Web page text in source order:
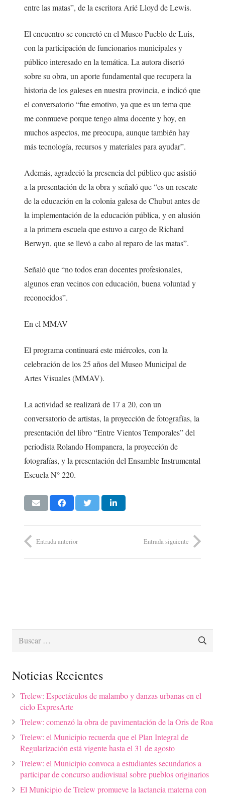
entre las matas”, de la escritora Arié Lloyd de Lewis.
El encuentro se concretó en el Museo Pueblo de Luis,
con la participación de funcionarios municipales y
público interesado en la temática. La autora disertó
sobre su obra, un aporte fundamental que recupera la
historia de los galeses en nuestra provincia, e indicó que
el conversatorio “fue emotivo, ya que es un tema que
me conmueve porque tengo alma docente y hoy, en
muchos aspectos, me preocupa, aunque también hay
más tecnología, recursos y materiales para ayudar”.
Además, agradeció la presencia del público que asistió
a la presentación de la obra y señaló que “es un rescate
de la educación en la colonia galesa de Chubut antes de
la implementación de la educación pública, y en alusión
a la primera escuela que estuvo a cargo de Richard
Berwyn, que se llevó a cabo al reparo de las matas”.
Señaló que “no todos eran docentes profesionales,
algunos eran vecinos con educación, buena voluntad y
reconocidos”.
En el MMAV
El programa continuará este miércoles, con la
celebración de los 25 años del Museo Municipal de
Artes Visuales (MMAV).
La actividad se realizará de 17 a 20, con un
conversatorio de artistas, la proyección de fotografías, la
presentación del libro “Entre Vientos Temporales” del
periodista Rolando Hompanera, la proyección de
fotografías, y la presentación del Ensamble Instrumental
Escuela N° 220.
Entrada anterior Entrada siguiente
Buscar:
Noticias Recientes
Trelew: Espectáculos de malambo y danzas urbanas en el
ciclo ExpresArte
Trelew: comenzó la obra de pavimentación de la Oris de Roa
Trelew: el Municipio recuerda que el Plan Integral de
Regularización está vigente hasta el 31 de agosto
Trelew: el Municipio convoca a estudiantes secundarios a
participar de concurso audiovisual sobre pueblos originarios
El Municipio de Trelew promueve la lactancia materna con